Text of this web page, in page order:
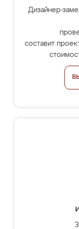
Дизайнер-
составит